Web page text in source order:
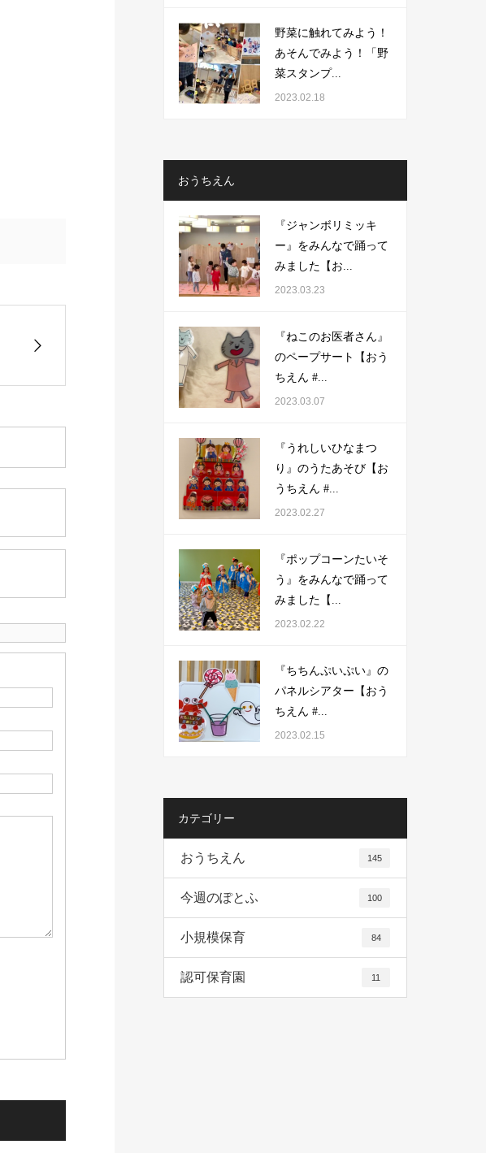
野菜に触れてみよう！
あそんでみよう！「野
菜スタンプ...
2023.02.18
おうちえん
『ジャンボリミッキ
ー』をみんなで踊って
みました【お...
2023.03.23
『ねこのお医者さん』
のペープサート【おう
ちえん #...
2023.03.07
『うれしいひなまつ
り』のうたあそび【お
うちえん #...
2023.02.27
『ポップコーンたいそ
う』をみんなで踊って
みました【...
2023.02.22
『ちちんぷいぷい』の
パネルシアター【おう
ちえん #...
2023.02.15
カテゴリー
おうちえん 145
今週のぽとふ 100
小規模保育 84
認可保育園 11